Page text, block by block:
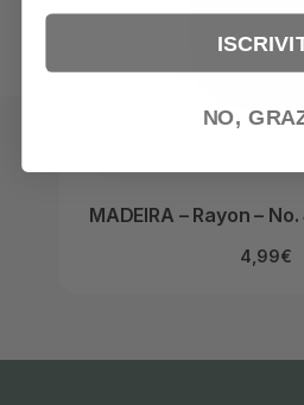
MADEIRA – Rayon –
4,99€
NO,